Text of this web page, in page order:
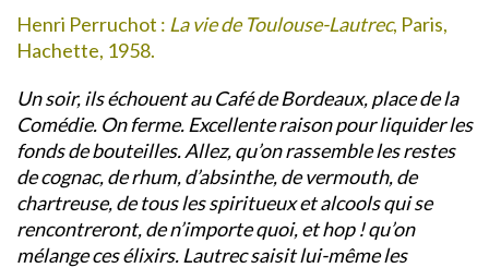
Henri Perruchot : La vie de Toulouse-Lautrec, Paris,
Hachette, 1958.
Un soir, ils échouent au Café de Bordeaux, place de la
Comédie. On ferme. Excellente raison pour liquider les
fonds de bouteilles. Allez, qu’on rassemble les restes
de cognac, de rhum, d’absinthe, de vermouth, de
chartreuse, de tous les spiritueux et alcools qui se
rencontreront, de n’importe quoi, et hop ! qu’on
mélange ces élixirs. Lautrec saisit lui-même les